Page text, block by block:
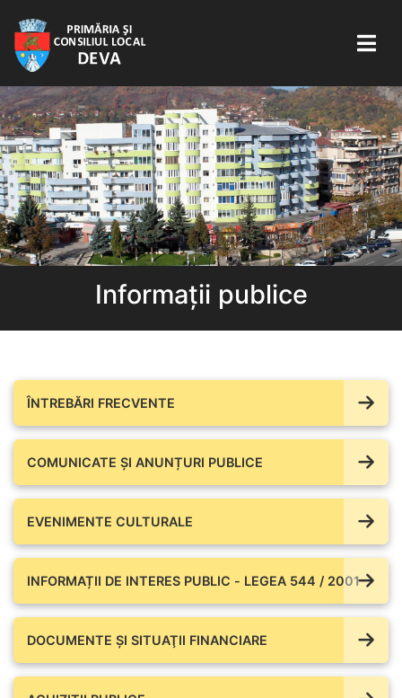
Informații publice
ÎNTREBĂRI FRECVENTE
COMUNICATE ŞI ANUNȚURI PUBLICE
EVENIMENTE CULTURALE
INFORMAȚII DE INTERES PUBLIC - LEGEA 544 / 2001
DOCUMENTE ŞI SITUAŢII FINANCIARE